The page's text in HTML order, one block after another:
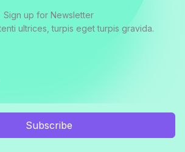
Sign up for Newsletter
ultrices, turpis eget turpis gravida.
Subscribe